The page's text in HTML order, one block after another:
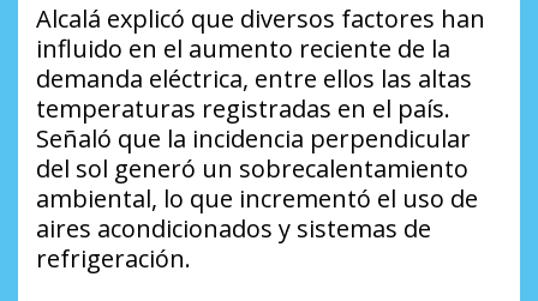
Alcalá explicó que diversos factores han
influido en el aumento reciente de la
demanda eléctrica, entre ellos las altas
temperaturas registradas en el país.
Señaló que la incidencia perpendicular
del sol generó un sobrecalentamiento
ambiental, lo que incrementó el uso de
aires acondicionados y sistemas de
refrigeración.